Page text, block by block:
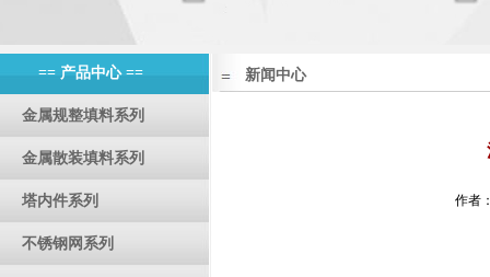
== 产品中心 ==
金属规整填料系列
金属散装填料系列
塔内件系列
不锈钢网系列
新闻中心
作者